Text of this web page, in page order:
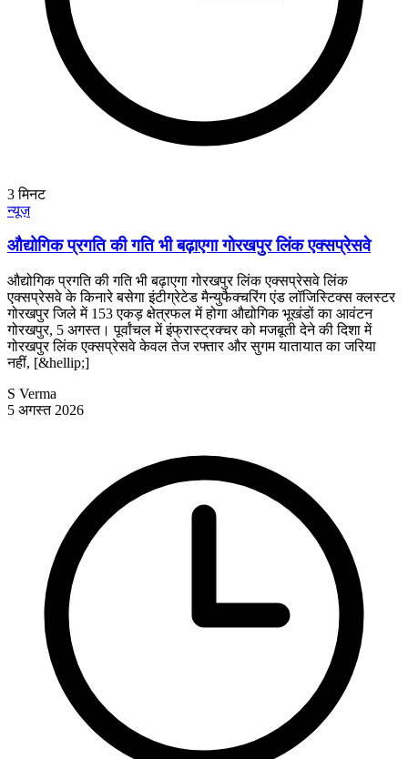
3मिनट
न्यूज़
औद्योगिक प्रगति की गति भी बढ़ाएगा गोरखपुर लिंक एक्सप्रेसवे
औद्योगिक प्रगति की गति भी बढ़ाएगा गोरखपुर लिंक एक्सप्रेसवे लिंक
एक्सप्रेसवे के किनारे बसेगा इंटीग्रेटेड मैन्युफैक्चरिंग एंड लॉजिस्टिक्स क्लस्टर
गोरखपुर जिले में 153 एकड़ क्षेत्रफल में होगा औद्योगिक भूखंडों का आवंटन
गोरखपुर, 5 अगस्त। पूर्वांचल में इंफ्रास्ट्रक्चर को मजबूती देने की दिशा में
गोरखपुर लिंक एक्सप्रेसवे केवल तेज रफ्तार और सुगम यातायात का जरिया
नहीं, [&hellip;]
S Verma
5 अगस्त 2026